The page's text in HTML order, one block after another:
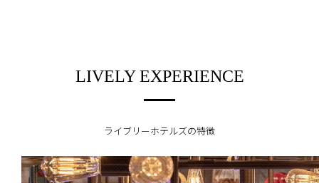
LIVELY EXPERIENCE
ライブリーホテルズの特徴